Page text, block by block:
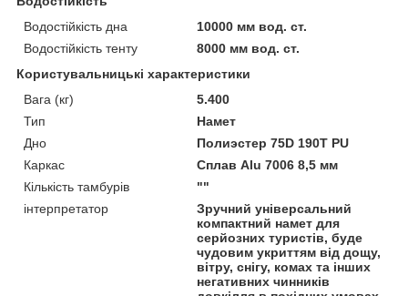
Водостійкість дна
10000 мм вод. ст.
Водостійкість тенту
8000 мм вод. ст.
Користувальницькі характеристики
Вага (кг)
5.400
Тип
Намет
Дно
Полиэстер 75D 190T PU
Каркас
Сплав Alu 7006 8,5 мм
Кількість тамбурів
""
інтерпретатор
Зручний універсальний
компактний намет для
серйозних туристів, буде
чудовим укриттям від дощу,
вітру, снігу, комах та інших
негативних чинників